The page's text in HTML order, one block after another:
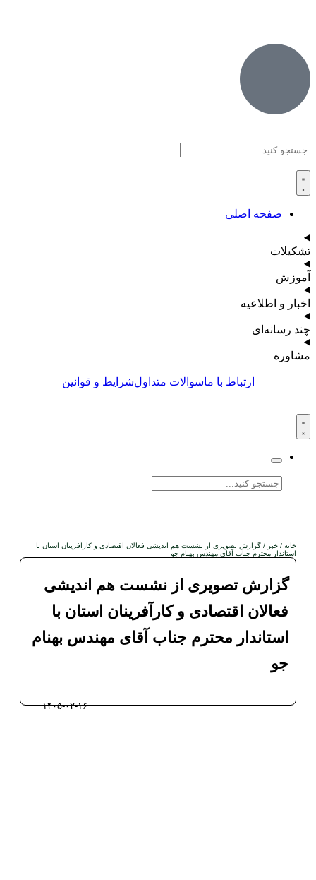
صفحه اصلی
تشکیلات
آموزش
اخبار و اطلاعیه
چند رسانه‌ای
مشاوره
ارتباط با ماسوالات متداولشرایط و قوانین
خانه / خبر / گزارش تصویری از نشست هم اندیشی فعالان اقتصادی و کارآفرینان استان با
استاندار محترم جناب آقای مهندس بهنام جو
گزارش تصویری از نشست هم اندیشی
فعالان اقتصادی و کارآفرینان استان با
استاندار محترم جناب آقای مهندس بهنام
جو
۱۴۰۵-۰۲-۱۶